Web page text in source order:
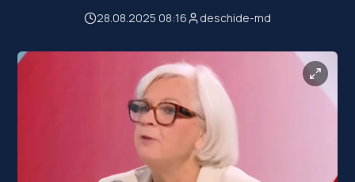
28.08.2025 08:16 deschide-md